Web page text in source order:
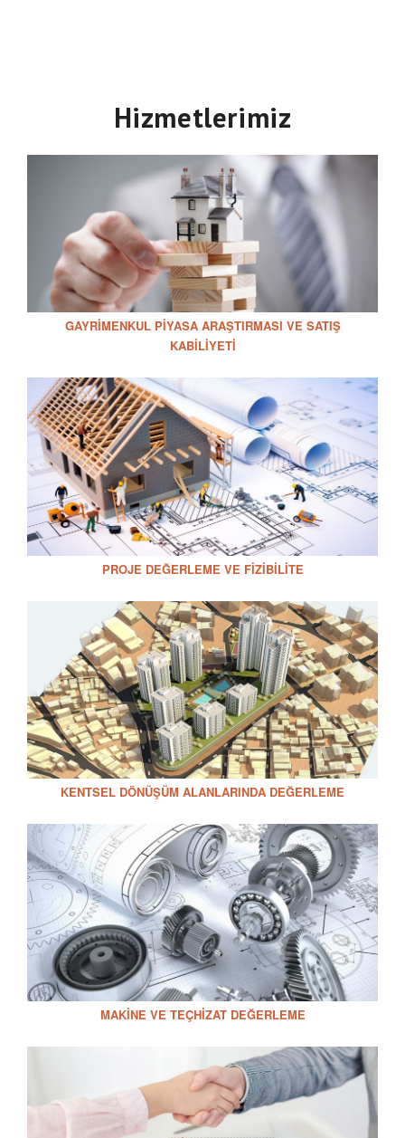
Hizmetlerimiz
GAYRIMENKUL PIYASA ARAŞTIRMASI VE SATIŞ
KABILIYETI
PROJE DEĞERLEME VE FIZIBILITE
KENTSEL DÖNÜŞÜM ALANLARINDA DEĞERLEME
MAKINE VE TEÇHIZAT DEĞERLEME